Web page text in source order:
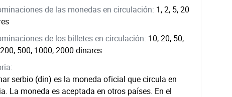
de las monedas en circulación: 1, 2, 5, 20
de los billetes en circulación: 10, 20, 50,
500, 1000, 2000 dinares
serbio (din) es la moneda oficial que circula en
La moneda es aceptada en otros países. En el